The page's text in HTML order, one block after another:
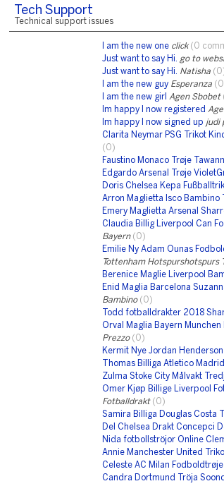
Tech Support
Technical support issues
I am the new one click (0
Just want to say Hi.
go to
Just want to say Hi.
Natisha
I am the new guy Esperanza
I am the new girl
Agen Sbobet
Im happy I now registered
Im happy I now signed up judi
Clarita Neymar PSG Trikot
(0)
Faustino Monaco Trøje
Edgardo Arsenal Trøje
Doris Chelsea Kepa
Arron Maglietta Isco Bambino
Emery Maglietta Arsenal
Claudia Billig Liverpool Can
Bayern (0)
Emilie Ny Adam Ounas
Tottenham Hotspurshotspurs
Berenice Maglie Liverpool
Enid Maglia Barcelona
Bambino (0)
Todd fotballdrakter 2018
Orval Maglia Bayern
Prezzo (0)
Kermit Nye Jordan
Thomas Billiga Atletico
Zulma Stoke City Målvakt
Omer Kjøp Billige Liverpool
Fotballdrakt (0)
Samira Billiga Douglas Costa
Del Chelsea Drakt Concepci
Nida fotbollströjor Online
Annie Manchester United
Celeste AC Milan
Candra Dortmund Tröja